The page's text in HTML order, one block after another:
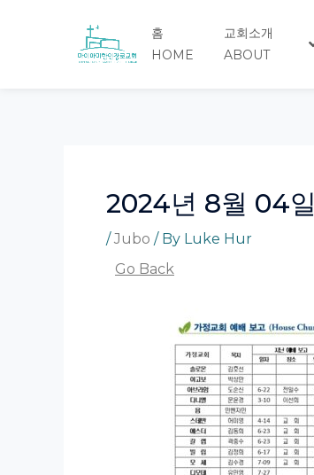
홈
HOME
교회소개
ABOUT
2024년 8월 04
/Jubo / By Luke Hur
Go Back
navigation